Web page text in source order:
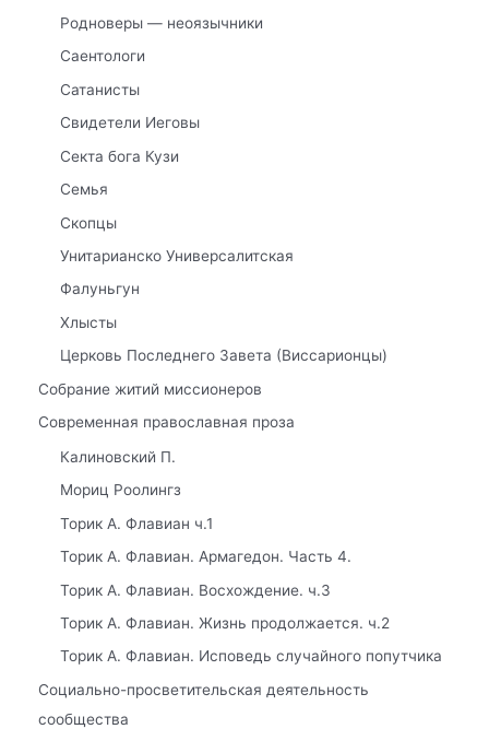
Родноверы — неоязычники
Саентологи
Сатанисты
Свидетели Иеговы
Секта бога Кузи
Семья
Скопцы
Унитарианско Универсалитская
Фалуньгун
Хлысты
Церковь Последнего Завета (Виссарионцы)
Собрание житий миссионеров
Современная православная проза
Калиновский П.
Мориц Роолингз
Торик А. Флавиан ч.1
Торик А. Флавиан. Армагедон. Часть 4.
Торик А. Флавиан. Восхождение. ч.3
Торик А. Флавиан. Жизнь продолжается. ч.2
Торик А. Флавиан. Исповедь случайного попутчика
Социально-просветительская деятельность
сообщества